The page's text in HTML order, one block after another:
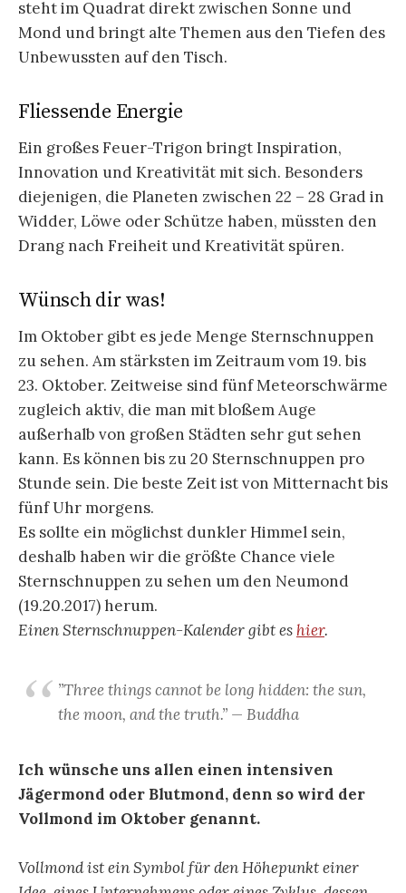
steht im Quadrat direkt zwischen Sonne und
Mond und bringt alte Themen aus den Tiefen des
Unbewussten auf den Tisch.
Fliessende Energie
Ein großes Feuer-Trigon bringt Inspiration,
Innovation und Kreativität mit sich. Besonders
diejenigen, die Planeten zwischen 22 – 28 Grad in
Widder, Löwe oder Schütze haben, müssten den
Drang nach Freiheit und Kreativität spüren.
Wünsch dir was!
Im Oktober gibt es jede Menge Sternschnuppen
zu sehen. Am stärksten im Zeitraum vom 19. bis
23. Oktober. Zeitweise sind fünf Meteorschwärme
zugleich aktiv, die man mit bloßem Auge
außerhalb von großen Städten sehr gut sehen
kann. Es können bis zu 20 Sternschnuppen pro
Stunde sein. Die beste Zeit ist von Mitternacht bis
fünf Uhr morgens.
Es sollte ein möglichst dunkler Himmel sein,
deshalb haben wir die größte Chance viele
Sternschnuppen zu sehen um den Neumond
(19.20.2017) herum.
Einen Sternschnuppen-Kalender gibt es hier.
”Three things cannot be long hidden: the sun,
the moon, and the truth.” — Buddha
Ich wünsche uns allen einen intensiven
Jägermond oder Blutmond, denn so wird der
Vollmond im Oktober genannt.
Vollmond ist ein Symbol für den Höhepunkt einer